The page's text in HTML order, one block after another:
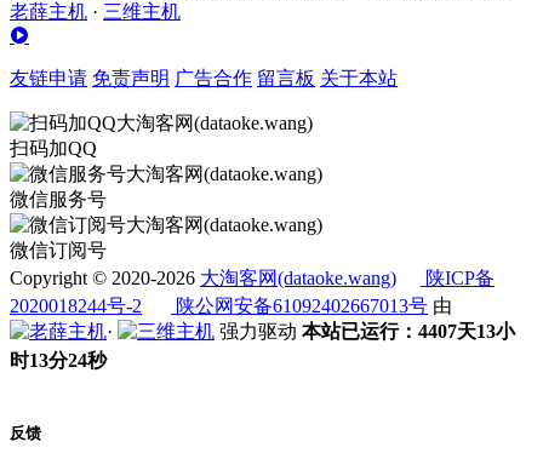
老薛主机 · 三维主机
友链申请 免责声明 广告合作 留言板 关于本站
扫码加QQ
微信服务号
微信订阅号
Copyright © 2020-2026 大淘客网(dataoke.wang)
陕ICP备
2020018244号-2
陕公网安备61092402667013号 由
·
强力驱动 本站已运行：4407天13小
时13分24秒
反馈